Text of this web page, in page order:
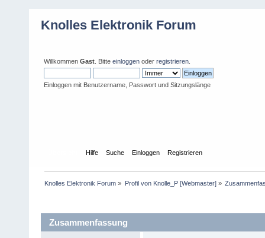
Knolles Elektronik Forum
Willkommen Gast . Bitte einloggen oder registrieren
Einloggen mit Benutzername, Passwort und Sitzungslänge
Hilfe Suche Einloggen Registrieren
Knolles Elektronik Forum » Profil von Knolle_P [Webmaster]»
Zusammenfassung